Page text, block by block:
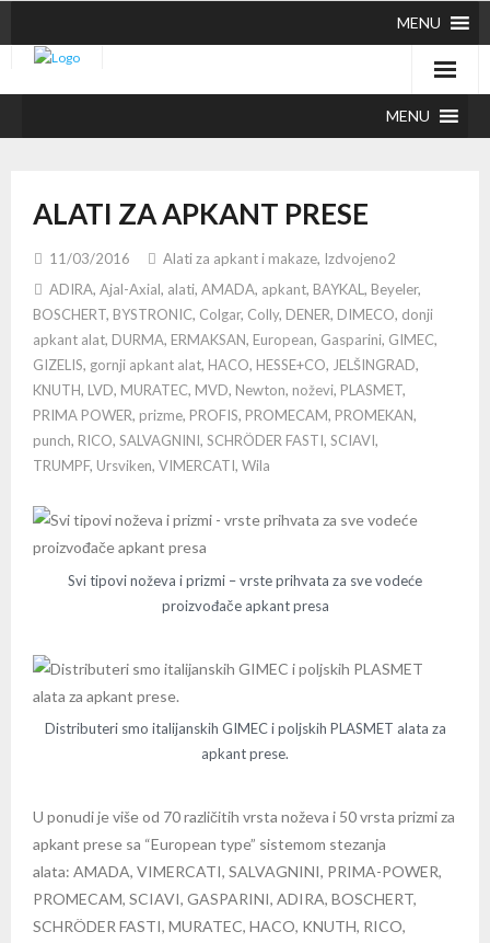
MENU
MENU
ALATI ZA APKANT PRESE
11/03/2016 Alati za apkant i makaze, Izdvojeno2
ADIRA, Ajal-Axial, alati, AMADA, apkant, BAYKAL , Beyeler,
BOSCHERT, BYSTRONIC, Colgar, Colly, DENER, DIMECO, donji
apkant alat, DURMA, ERMAKSAN, European, Gasparini, GIMEC,
GIZELIS, gornji apkant alat, HACO, HESSE+CO, JELŠINGRAD,
KNUTH, LVD, MURATEC, MVD, Newton, noževi, PLASMET,
PRIMA POWER, prizme, PROFIS, PROMECAM, PROMEKAN,
punch, RICO, SALVAGNINI, SCHRÖDER FASTI, SCIAVI,
TRUMPF, Ursviken, VIMERCATI, Wila
Svi tipovi noževa i prizmi – vrste prihvata za sve vodeće
proizvođače apkant presa
Distributeri smo italijanskih GIMEC i poljskih PLASMET alata za
apkant prese.
U ponudi je više od 70 različitih vrsta noževa i 50 vrsta prizmi za
apkant prese sa “European type” sistemom stezanja
alata: AMADA, VIMERCATI, SALVAGNINI, PRIMA-POWER,
PROMECAM, SCIAVI, GASPARINI, ADIRA, BOSCHERT,
SCHRÖDER FASTI, MURATEC, HACO, KNUTH, RICO,